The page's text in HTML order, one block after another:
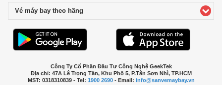
Vé máy bay theo hãng
Công Ty Cổ Phần Đầu Tư Công Nghệ GeekTek
Địa chỉ: 47A Lê Trọng Tấn, Khu Phố 5, P.Tân Sơn Nhì, TP.HCM
MST: 0318310839 - Tel: 1900 2690- Email: info@sanvemaybay.vn